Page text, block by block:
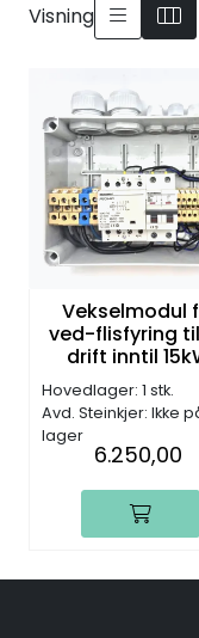
Visning
Vekselmodul
ved-flisfyring
drift inntil
3x230V
Hovedlager: 1 stk.
Avd. Steinkjer: Ikke
lager
6.250,00
Reservedeler
Outlet
Be om tilbud